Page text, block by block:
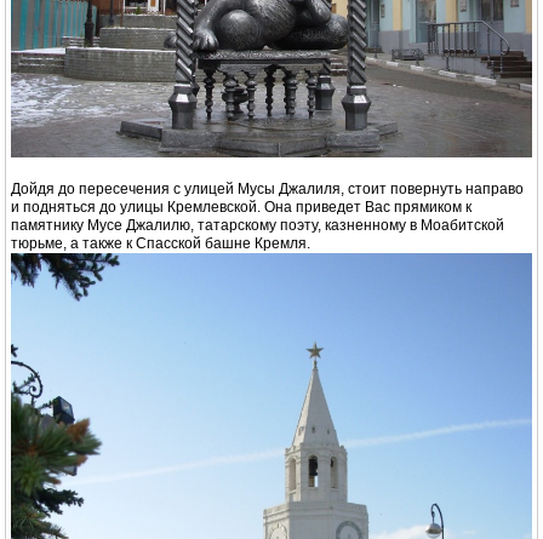
Дойдя до пересечения с улицей Мусы Джалиля, стоит повернуть направо
и подняться до улицы Кремлевской. Она приведет Вас прямиком к
памятнику Мусе Джалилю, татарскому поэту, казненному в Моабитской
тюрьме, а также к Спасской башне Кремля.